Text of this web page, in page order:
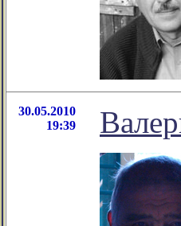
30.05.2010
19:39